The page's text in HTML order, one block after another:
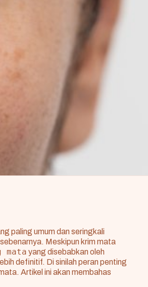
paling umum dan seringkali
Meskipun krim mata
mata yang disebabkan oleh
definitif. Di sinilah peran penting
Artikel ini akan membahas